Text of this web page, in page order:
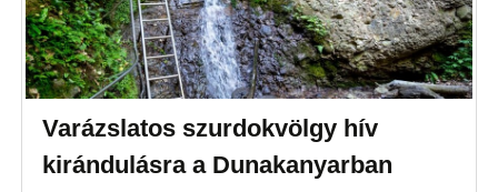
Varázslatos szurdokvölgy hív
kirándulásra a Dunakanyarban